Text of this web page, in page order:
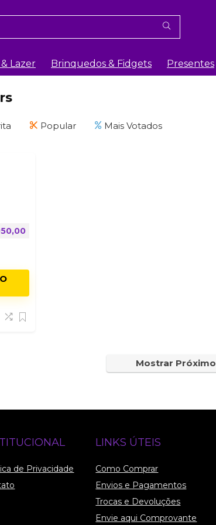
Lazer Brinquedos & Fidgets Presentes
Popular Mais Votados
Mostrar Próximo
de Privacidade
LINKS ÚTEIS
Como Comprar
Envios e Pagamentos
Trocas e Devoluções
Envie aqui Comprovante